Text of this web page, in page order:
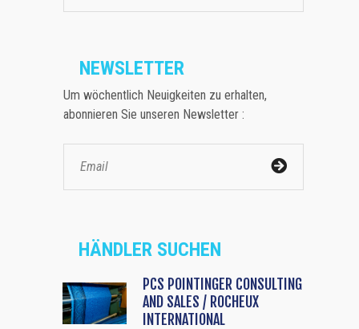
NEWSLETTER
Um wöchentlich Neuigkeiten zu erhalten,
abonnieren Sie unseren Newsletter :
HÄNDLER SUCHEN
PCS POINTINGER CONSULTING
AND SALES / ROCHEUX
INTERNATIONAL